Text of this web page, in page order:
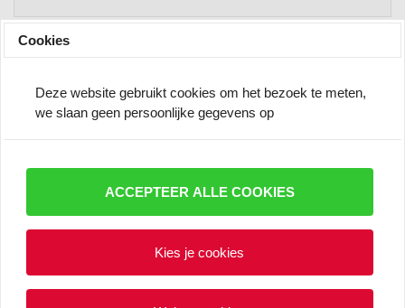
Vragen over een product? Of wil je iets anders weten?
Gewoon vragen!
Klanten bestelden ook:
Cookies
Deze website gebruikt cookies om het bezoek te meten,
we slaan geen persoonlijke gegevens op
ACCEPTEER ALLE COOKIES
Kies je cookies